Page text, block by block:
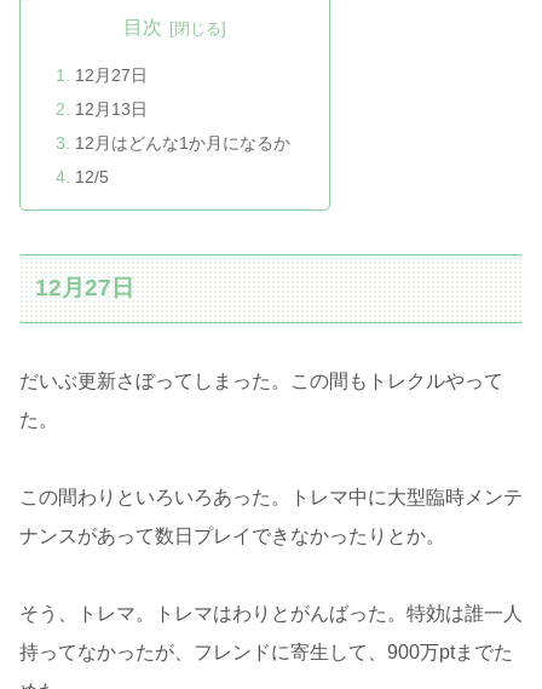
目次
12月27日
12月13日
12月はどんな1か月になるか
12/5
12月27日
だいぶ更新さぼってしまった。この間もトレクルやって
た。
この間わりといろいろあった。トレマ中に大型臨時メンテ
ナンスがあって数日プレイできなかったりとか。
そう、トレマ。トレマはわりとがんばった。特効は誰一人
持ってなかったが、フレンドに寄生して、900万ptまでた